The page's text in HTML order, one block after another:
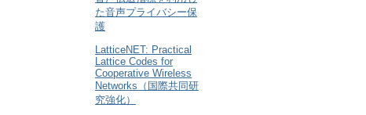
た音声プライバシー保
護
LatticeNET: Practical
Lattice Codes for
Cooperative Wireless
Networks（国際共同研
究強化）